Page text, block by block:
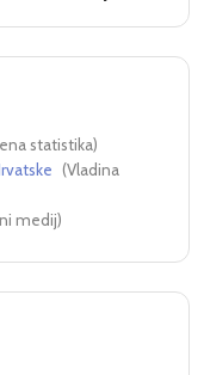
statistika)
(Vladina
medij)